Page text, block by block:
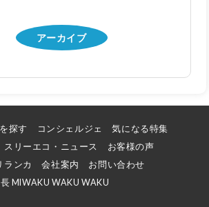
アーカイブ
探す コンシェルジェ
気になる特集
スリーエコ・ニュース
お客様の声
ランカ
会社案内
お問い合わせ
MIWAKU WAKU WAKU